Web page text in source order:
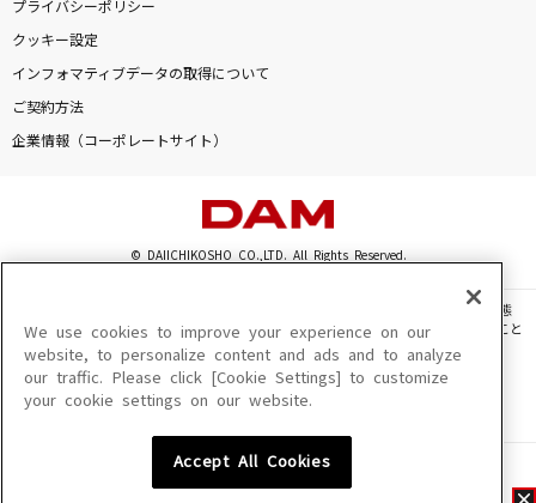
プライバシーポリシー
クッキー設定
インフォマティブデータの取得について
ご契約方法
企業情報（コーポレートサイト）
© DAIICHIKOSHO CO.,LTD. All Rights Reserved.
このサイトに掲載されている一切の文章・画像・写真・動画・音声等を、手段や形態
を問わず、著作権法の定める範囲を超えて無断で複製、転載、ファイル化などすること
を禁じます。
楽曲及びコンテンツは、機種によりご利用いただけない場合があります。
楽曲及びコンテンツの配信日、配信内容が変更になる場合があります。
We use cookies to improve your experience on our
website, to personalize content and ads and to analyze
our traffic. Please click [Cookie Settings] to customize
your cookie settings on our website.
Accept All Cookies